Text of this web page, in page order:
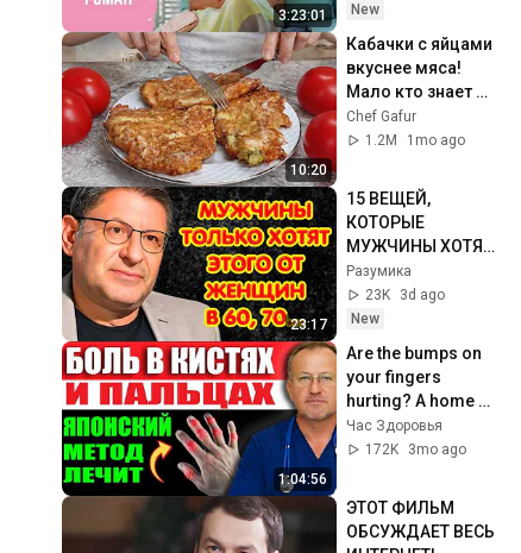
3:23:01
New
10:20
Кабачки с яйцами
вкуснее мяса!
Мало кто знает
секрет! Бабушка
научила готовить
Chef Gafur
1.2M
1mo ago
23:17
15 ВЕЩЕЙ,
КОТОРЫЕ
МУЖЧИНЫ ХОТЯТ
ОТ ЖЕНЩИНЫ
ПОСЛЕ 60–70 ЛЕТ
Михаил
Лабковский
Разумика
23K
3d ago
New
1:04:56
Are the bumps on
your fingers
hurting? A home
remedy for
regaining flexibility
Час Здоровья
172K
3mo ago
ЭТОТ ФИЛЬМ
ОБСУЖДАЕТ ВЕСЬ